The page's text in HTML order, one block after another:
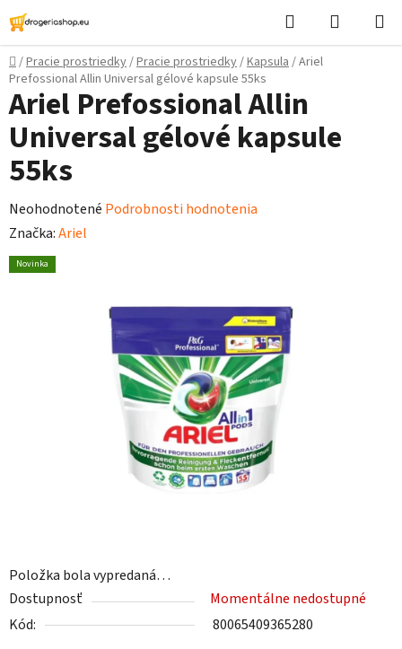
Prejsť
na
obsah
Hľadať
košík
Domov
/Pracie prostriedky/Pracie prostriedky/Kapsula/Ariel
Prefossional Allin Universal gélové kapsule 55ks
Položka bola vypredaná…
Dostupnosť
Momentálne nedostupné
Kód:
80065409365280
Ariel Prefossional Allin
Universal gélové kapsule
55ks
Priemerné
hodnotenie
produktu
Neohodnotené Podrobnosti hodnotenia
Značka:Ariel
Novinka